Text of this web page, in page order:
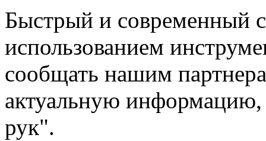
Быстрый и современный
использованием
сообщать нашим
актуальную информацию,
рук".